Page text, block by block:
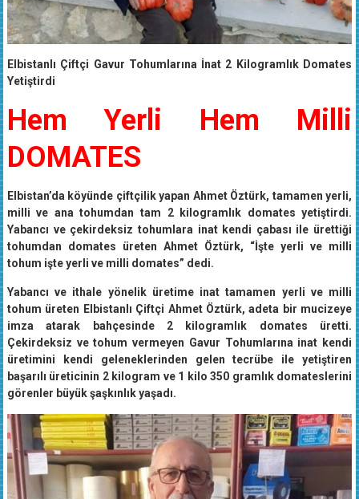
Elbistanlı Çiftçi Gavur Tohumlarına İnat 2 Kilogramlık Domates
Yetiştirdi
Hem Yerli Hem Milli
DOMATES
Elbistan’da köyünde çiftçilik yapan Ahmet Öztürk, tamamen yerli,
milli ve ana tohumdan tam 2 kilogramlık domates yetiştirdi.
Yabancı ve çekirdeksiz tohumlara inat kendi çabası ile ürettiği
tohumdan domates üreten Ahmet Öztürk, “İşte yerli ve milli
tohum işte yerli ve milli domates” dedi.
Yabancı ve ithale yönelik üretime inat tamamen yerli ve milli
tohum üreten Elbistanlı Çiftçi Ahmet Öztürk, adeta bir mucizeye
imza atarak bahçesinde 2 kilogramlık domates üretti.
Çekirdeksiz ve tohum vermeyen Gavur Tohumlarına inat kendi
üretimini kendi geleneklerinden gelen tecrübe ile yetiştiren
başarılı üreticinin 2 kilogram ve 1 kilo 350 gramlık domateslerini
görenler büyük şaşkınlık yaşadı.